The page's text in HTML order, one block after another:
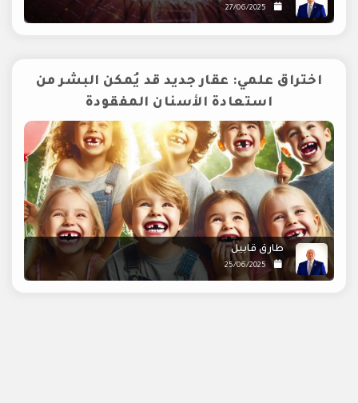
27/06/2025
اختراق علمي: عقار جديد قد يُمكن البشر من
استعادة الأسنان المفقودة
طارق قابيل
25/06/2025